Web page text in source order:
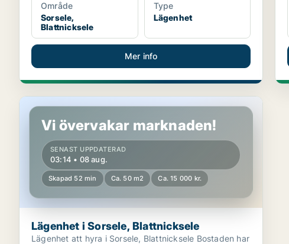
Område
Sorsele,
Blattnicksele
Type
Lägenhet
Mer info
Lägenhet i Sorsele, Blattnicksele
Vi övervakar marknaden!
SENAST UPPDATERAD
03:14 • 08 aug.
Skapad 52 min Ca. 50 m2 Ca. 15 000 kr.
Lägenhet i Sorsele, Blattnicksele
Lägenhet att hyra i Sorsele, Blattnicksele Bostaden har